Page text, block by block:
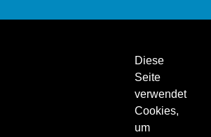
Diese
Seite
verwendet
Cookies,
um